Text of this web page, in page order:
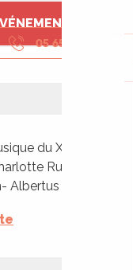
TERMINÉ
05 65 22 64
du XVIIIème
Rulh, flûtes à
Albertus Dercksen,